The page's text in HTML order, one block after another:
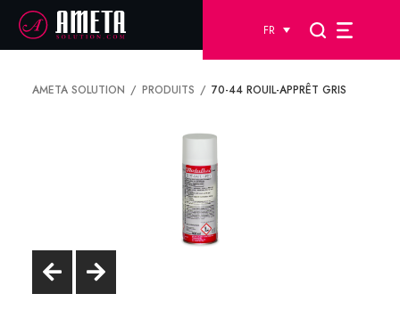
FR
AMETA SOLUTION PRODUITS 70-44 ROUIL-APPRÊT GRIS